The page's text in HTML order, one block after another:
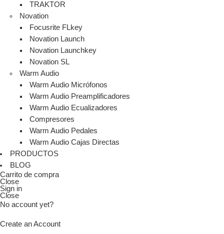
TRAKTOR
Novation
Focusrite FLkey
Novation Launch
Novation Launchkey
Novation SL
Warm Audio
Warm Audio Micrófonos
Warm Audio Preamplificadores
Warm Audio Ecualizadores
Compresores
Warm Audio Pedales
Warm Audio Cajas Directas
PRODUCTOS
BLOG
Carrito de compra
Close
Sign in
Close
No account yet?
Create an Account